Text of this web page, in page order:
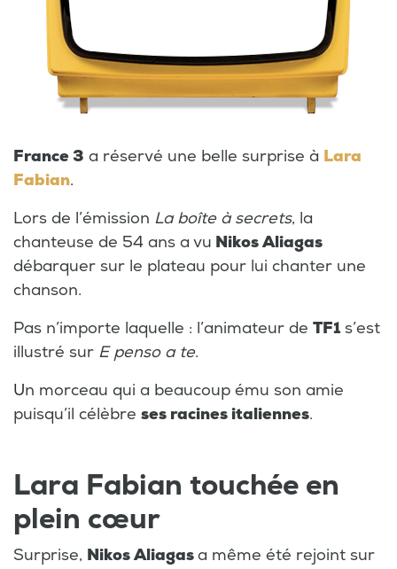
France 3 a réservé une belle surprise à Lara
Fabian.
Lors de l’émission La boîte à secrets, la
chanteuse de 54 ans a vu Nikos Aliagas
débarquer sur le plateau pour lui chanter une
chanson.
Pas n’importe laquelle : l’animateur de TF1 s’est
illustré sur E penso a te.
Un morceau qui a beaucoup ému son amie
puisqu’il célèbre ses racines italiennes.
Lara Fabian touchée en
plein cœur
Surprise, Nikos Aliagasa même été rejoint sur